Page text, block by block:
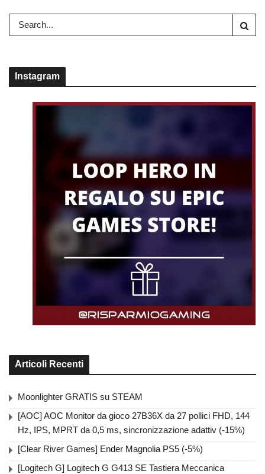
Instagram
Articoli Recenti
Moonlighter GRATIS su STEAM
[AOC] AOC Monitor da gioco 27B36X da 27 pollici FHD, 144
Hz, IPS, MPRT da 0,5 ms, sincronizzazione adattiv (-15%)
[Clear River Games] Ender Magnolia PS5 (-5%)
[Logitech G] Logitech G G413 SE Tastiera Meccanica